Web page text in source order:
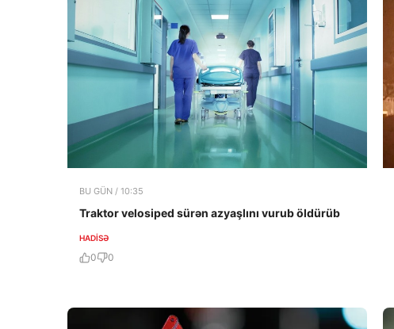
BU GÜN / 10:35
Traktor velosiped sürən azyaşlını vurub öldürüb
HADISƏ
0 0